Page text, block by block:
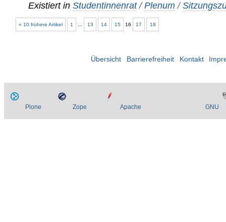
Existiert in Studentinnenrat /Plenum /
« 10 frühere Artikel 1 13 14 15 16 17 18
Übersicht Barrierefreiheit Kontakt
Plone Zope Apache GNU